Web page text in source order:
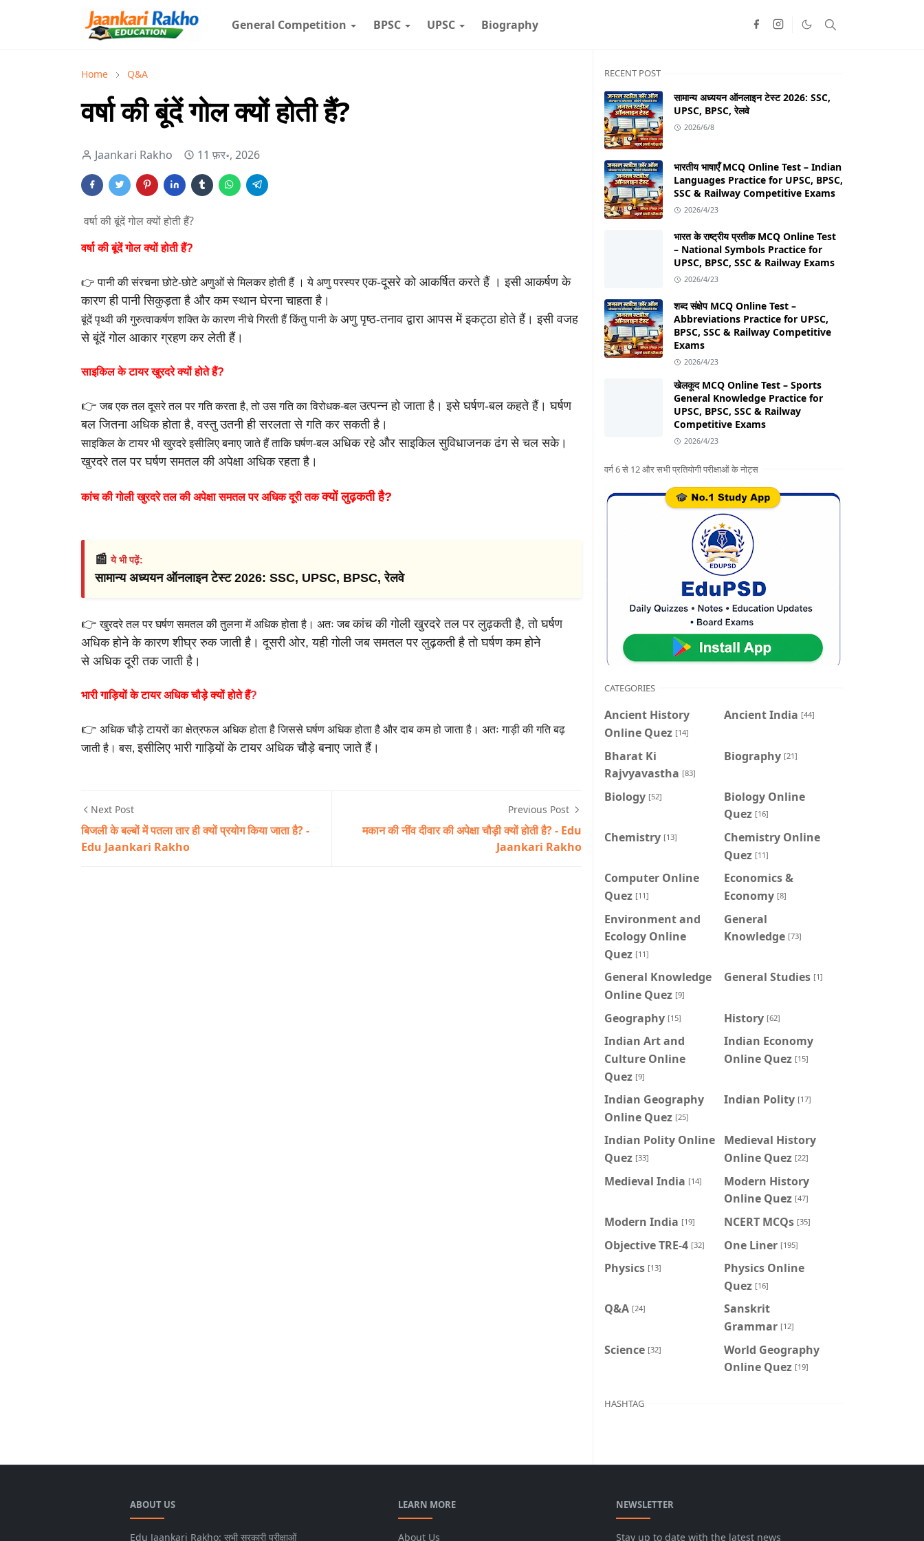
General Competition BPSC UPSC Biography
Home Q&A
वर्षा की बूंदें गोल क्यों होती हैं?
Jaankari Rakho 11 फ़र॰, 2026
वर्षा की बूंदें गोल क्यों होती हैं?
वर्षा की बूंदें गोल क्यों होती हैं?
👉 पानी की संरचना छोटे-छोटे अणुओं से मिलकर होती हैं । ये अणु परस्परएक-दूसरे को आकर्षित करते हैं । इसी आकर्षण के
कारण ही पानी सिकुड़ताहै और कम स्थान घेरना चाहता है।
बूंदें पृथ्वी की गुरुत्वाकर्षण शक्ति के कारण नीचे गिरती हैं किंतु पानी केअणु पृष्ठ-तनाव द्वारा आपस में इकट्ठा होते हैं। इसी वजह
से बूंदें गोल आकार ग्रहण कर लेती हैं।
साइकिल के टायर खुरदरे क्यों होते हैं?
👉जब एक तल दूसरे तल पर गति करता है, तो उस गति का विरोधक-बलउत्पन्न हो जाता है। इसे घर्षण-बल कहते हैं। घर्षण
बल जितना अधिकहोता है, वस्तु उतनी ही सरलता से गति कर सकती है।
साइकिल के टायर भी खुरदरे इसीलिए बनाए जाते हैं ताकि घर्षण-बल अधिक रहे और साइकिल सुविधाजनक ढंग से चल सके।
खुरदरे तल परघर्षण समतल की अपेक्षा अधिक रहता है।
कांच की गोली खुरदरे तल की अपेक्षा समतल पर अधिक दूरी तकक्यों लुढ़कती है?
📰ये भी पढ़ें:
सामान्य अध्ययन ऑनलाइन टेस्ट 2026: SSC, UPSC, BPSC, रेलवे
👉खुरदरे तल पर घर्षण समतल की तुलना में अधिक होता है। अतः जबकांच की गोली खुरदरे तल पर लुढ़कती है, तो घर्षण
अधिक होने के कारणशीघ्र रुक जाती है।दूसरी ओर, यही गोली जब समतल पर लुढ़कती है तो घर्षण कम होने
से अधिक दूरी तक जाती है।
भारी गाड़ियों के टायर अधिक चौड़े क्यों होते हैं?
👉 अधिक चौड़े टायरों का क्षेत्रफल अधिक होता है जिससे घर्षण अधिक होता है और दाब कम हो जाता है। अतः गाड़ी की गति बढ़
जाती है। बस,इसीलिए भारी गाड़ियों के टायर अधिक चौड़े बनाए जाते हैं।
Next Post
बिजली के बल्बों में पतला तार ही क्यों प्रयोग किया जाता है? -
Edu Jaankari Rakho
Previous Post
मकान की नींव दीवार की अपेक्षा चौड़ी क्यों होती है? - Edu
Jaankari Rakho
RECENT POST
सामान्य अध्ययन ऑनलाइन टेस्ट 2026: SSC,
UPSC, BPSC, रेलवे
2026/6/8
भारतीय भाषाएँ MCQ Online Test – Indian
Languages Practice for UPSC, BPSC,
SSC & Railway Competitive Exams
2026/4/23
भारत के राष्ट्रीय प्रतीक MCQ Online Test
– National Symbols Practice for
UPSC, BPSC, SSC & Railway Exams
2026/4/23
शब्द संक्षेप MCQ Online Test –
Abbreviations Practice for UPSC,
BPSC, SSC & Railway Competitive
Exams
2026/4/23
खेलकूद MCQ Online Test – Sports
General Knowledge Practice for
UPSC, BPSC, SSC & Railway
Competitive Exams
2026/4/23
वर्ग 6 से 12 और सभी प्रतियोगी परीक्षाओं के नोट्स
CATEGORIES
Ancient History
Online Quez [14]
Ancient India [44]
Bharat Ki
Rajvyavastha [83]
Biography [21]
Biology [52]
Biology Online
Quez [16]
Chemistry [13]
Chemistry Online
Quez [11]
Computer Online
Quez [11]
Economics &
Economy [8]
Environment and
Ecology Online
Quez [11]
General
Knowledge [73]
General Knowledge
Online Quez [9]
General Studies [1]
Geography [15] History [62]
Indian Art and
Culture Online
Quez [9]
Indian Economy
Online Quez [15]
Indian Geography
Online Quez [25]
Indian Polity [17]
Indian Polity Online
Quez [33]
Medieval History
Online Quez [22]
Medieval India [14]
Modern History
Online Quez [47]
Modern India [19] NCERT MCQs [35]
Objective TRE-4 [32] One Liner [195]
Physics [13]
Physics Online
Quez [16]
Q&A [24]
Sanskrit
Grammar [12]
Science [32]
World Geography
Online Quez [19]
HASHTAG
ABOUT US
Edu Jaankari Rakho: सभी सरकारी परीक्षाओं
LEARN MORE
About Us
NEWSLETTER
Stay up to date with the latest news